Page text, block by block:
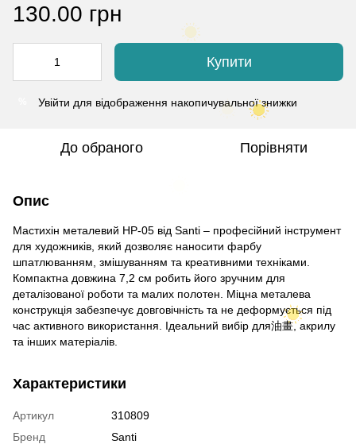
130.00 грн
Купити
Увійти для відображення накопичувальної знижки
До обраного Порівняти
Опис
Мастихін металевий HP-05 від Santi – професійний інструмент
для художників, який дозволяє наносити фарбу
шпатлюванням, змішуванням та креативними техніками.
Компактна довжина 7,2 см робить його зручним для
деталізованої роботи та малих полотен. Міцна металева
конструкція забезпечує довговічність та не деформується під
час активного використання. Ідеальний вибір для油畫, акрилу
та інших матеріалів.
Характеристики
Артикул
310809
Бренд
Santi